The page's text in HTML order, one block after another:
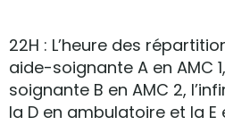
22H : L’heure des
aide-soignante A en AMC
soignante B en AMC 2,
la D en ambulatoire et la E